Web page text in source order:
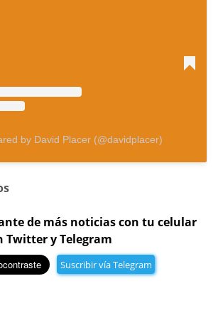
by David Placer (@davidplacer)
de más noticias con tu celular
Twitter y Telegram
Suscribir vía Telegram